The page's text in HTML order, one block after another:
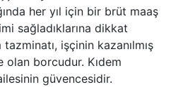
her yıl için bir brüt maaş
sağladıklarına dikkat
işçinin kazanılmış
olan borcudur. Kıdem
güvencesidir.